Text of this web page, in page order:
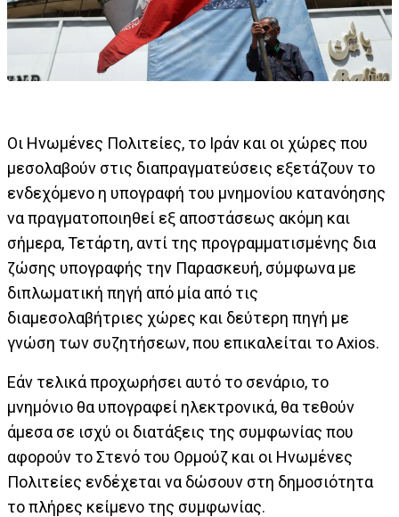
Οι Ηνωμένες Πολιτείες, το Ιράν και οι χώρες που
μεσολαβούν στις διαπραγματεύσεις εξετάζουν το
ενδεχόμενο η υπογραφή του μνημονίου κατανόησης
να πραγματοποιηθεί εξ αποστάσεως ακόμη και
σήμερα, Τετάρτη, αντί της προγραμματισμένης δια
ζώσης υπογραφής την Παρασκευή, σύμφωνα με
διπλωματική πηγή από μία από τις
διαμεσολαβήτριες χώρες και δεύτερη πηγή με
γνώση των συζητήσεων, που επικαλείται το Axios.
Εάν τελικά προχωρήσει αυτό το σενάριο, το
μνημόνιο θα υπογραφεί ηλεκτρονικά, θα τεθούν
άμεσα σε ισχύ οι διατάξεις της συμφωνίας που
αφορούν το Στενό του Ορμούζ και οι Ηνωμένες
Πολιτείες ενδέχεται να δώσουν στη δημοσιότητα
το πλήρες κείμενο της συμφωνίας.